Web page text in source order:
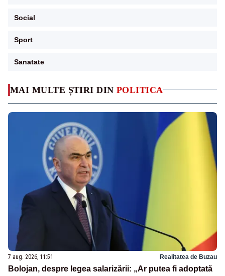
MAI MULTE ȘTIRI DIN POLITICA
7 aug. 2026, 11:51 Realitatea de Buzau
Bolojan, despre legea salarizării: „Ar putea fi adoptată
Social
Sport
Sanatate